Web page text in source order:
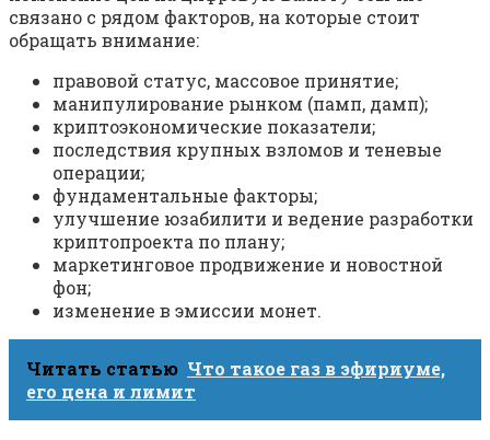
связано с рядом факторов, на которые стоит
обращать внимание:
правовой статус, массовое принятие;
манипулирование рынком (памп, дамп);
криптоэкономические показатели;
последствия крупных взломов и теневые
операции;
фундаментальные факторы;
улучшение юзабилити и ведение разработки
криптопроекта по плану;
маркетинговое продвижение и новостной
фон;
изменение в эмиссии монет.
Читать статью Что такое газ в эфириуме,
его цена и лимит